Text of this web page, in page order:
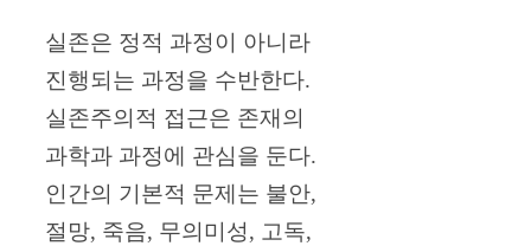
실존은 정적 과정이 아니라
진행되는 과정을 수반한다.
실존주의적 접근은 존재의
과학과 과정에 관심을 둔다.
인간의 기본적 문제는 불안,
절망, 죽음, 무의미성, 고독,